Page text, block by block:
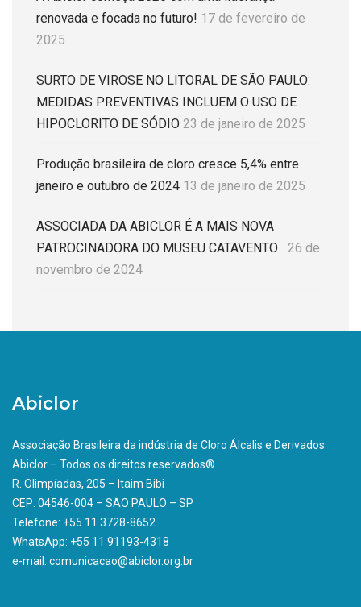
renovada e focada no futuro! 17 de fevereiro de
2025
SURTO DE VIROSE NO LITORAL DE SÃO PAULO:
MEDIDAS PREVENTIVAS INCLUEM O USO DE
HIPOCLORITO DE SÓDIO 23 de janeiro de 2025
Produção brasileira de cloro cresce 5,4% entre
janeiro e outubro de 2024 13 de janeiro de 2025
ASSOCIADA DA ABICLOR É A MAIS NOVA
PATROCINADORA DO MUSEU CATAVENTO
26 de
novembro de 2024
Abiclor
Associação Brasileira da indústria de Cloro Álcalis e Derivados
Abiclor – Todos os direitos reservados®
R. Olimpíadas, 205 – Itaim Bibi
CEP: 04546-004 – SÃO PAULO – SP
Telefone: +55 11 3728-8652
WhatsApp: +55 11 91193-4318
e-mail: comunicacao@abiclor.org.br